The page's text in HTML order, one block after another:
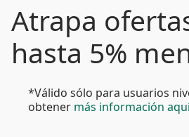
Atrapa
hasta 5%
*Válido sólo para usuarios
obtener más información